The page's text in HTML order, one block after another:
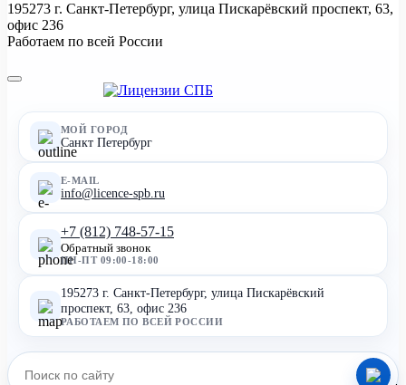
195273 г. Санкт-Петербург, улица Пискарёвский проспект, 63,
офис 236
Работаем по всей России
МОЙ ГОРОД
Санкт Петербург
E-MAIL
info@licence-spb.ru
+7 (812) 748-57-15
Обратный звонок
ПН-ПТ 09:00-18:00
195273 г. Санкт-Петербург, улица Пискарёвский
проспект, 63, офис 236
РАБОТАЕМ ПО ВСЕЙ РОССИИ